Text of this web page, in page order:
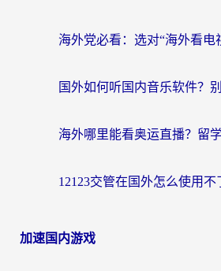
加速国内游戏